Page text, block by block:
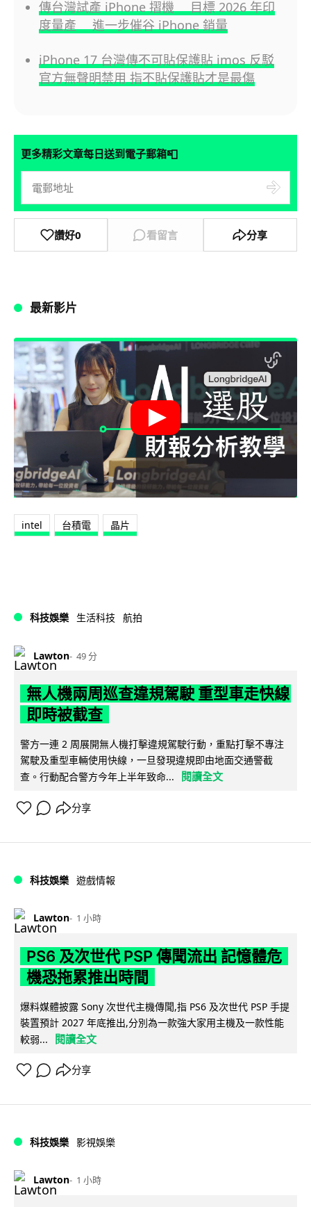
傳台灣試產 iPhone 摺機 目標 2026 年印
度量產 進一步催谷 iPhone 銷量
iPhone 17 台灣傳不可貼保護貼 imos 反駁
官方無聲明禁用 指不貼保護貼才是最傷
更多精彩文章每日送到電子郵箱📮
讚好0 看留言 分享
最新影片
intel 台積電 晶片
科技娛樂 生活科技 航拍
Lawton 49 分
無人機兩周巡查違規駕駛 重型車走快線
即時被截查
警方一連 2 周展開無人機打擊違規駕駛行動，重點打擊不專注
駕駛及重型車輛使用快線，一旦發現違規即由地面交通警截
查。行動配合警方今年上半年致命...
閱讀全文
分享
科技娛樂 遊戲情報
Lawton 1 小時
PS6 及次世代 PSP 傳聞流出 記憶體危
機恐拖累推出時間
爆料媒體披露 Sony 次世代主機傳聞,指 PS6 及次世代 PSP 手提
裝置預計 2027 年底推出,分別為一款強大家用主機及一款性能
較弱...
閱讀全文
分享
科技娛樂 影視娛樂
Lawton 1 小時